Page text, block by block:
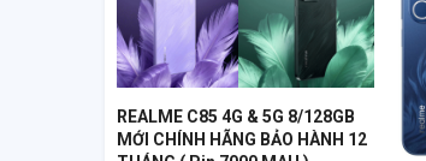
REALME C85 4G & 5G 8/128GB
MỚI CHÍNH HÃNG BẢO HÀNH 12